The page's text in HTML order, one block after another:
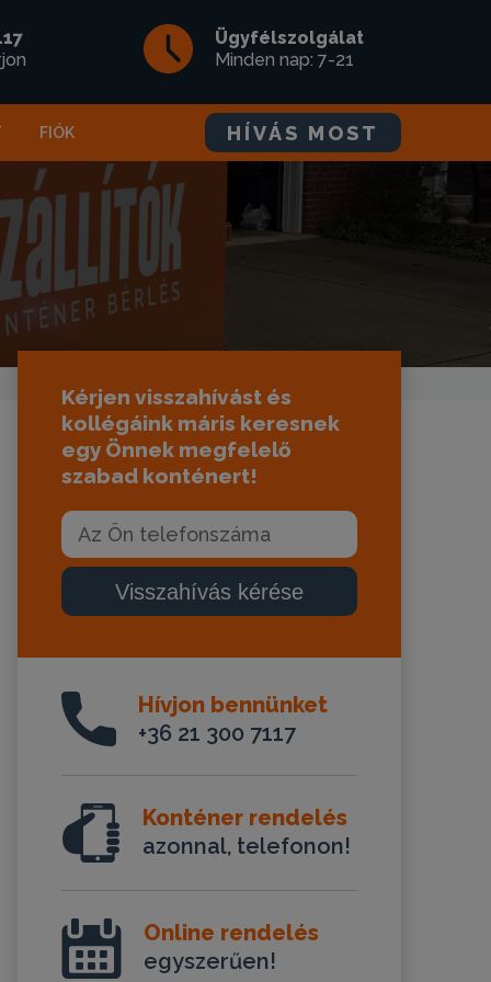
Ügyfélszolgálat
Minden nap: 7-21
FIÓK HÍVÁS MOST
Kérjen visszahívást és
kollégáink máris keresnek
egy Önnek megfelelő
szabad konténert!
Visszahívás kérése
Hívjon bennünket
+36 21 300 7117
Konténer rendelés
azonnal, telefonon!
Online rendelés
egyszerűen!